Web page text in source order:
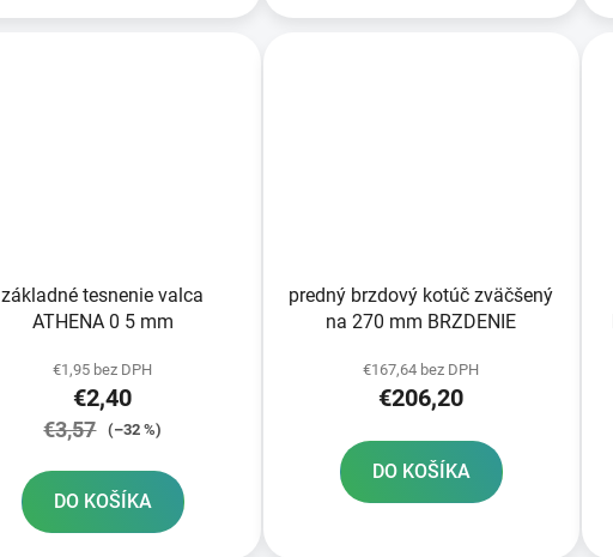
základné tesnenie valca
ATHENA 0 5 mm
€1,95 bez DPH
€2,40
€3,57 (–32 %)
DO KOŠÍKA
predný brzdový kotúč zväčšený
na 270 mm BRZDENIE
€167,64 bez DPH
€206,20
DO KOŠÍKA